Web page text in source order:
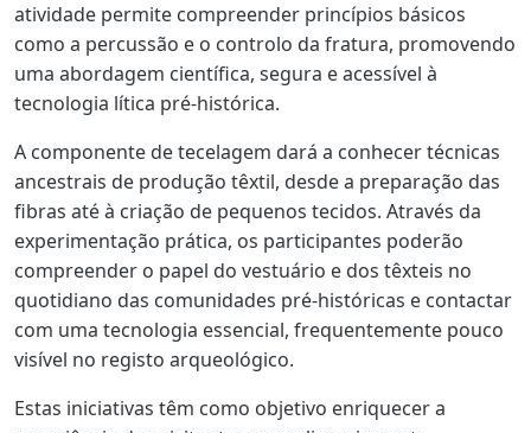
atividade permite compreender princípios básicos
como a percussão e o controlo da fratura, promovendo
uma abordagem científica, segura e acessível à
tecnologia lítica pré-histórica.
A componente de tecelagem dará a conhecer técnicas
ancestrais de produção têxtil, desde a preparação das
fibras até à criação de pequenos tecidos. Através da
experimentação prática, os participantes poderão
compreender o papel do vestuário e dos têxteis no
quotidiano das comunidades pré-históricas e contactar
com uma tecnologia essencial, frequentemente pouco
visível no registo arqueológico.
Estas iniciativas têm como objetivo enriquecer a